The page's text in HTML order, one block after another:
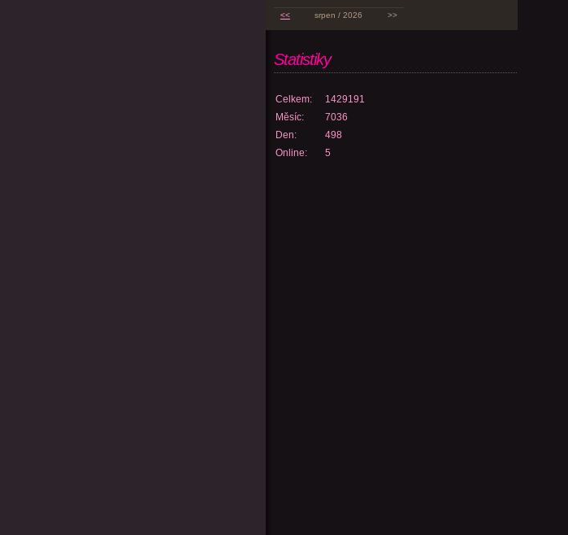
<< srpen / 2026 >>
Statistiky
Online: 5
Celkem:
1429191
Měsíc:
7036
Den:
498